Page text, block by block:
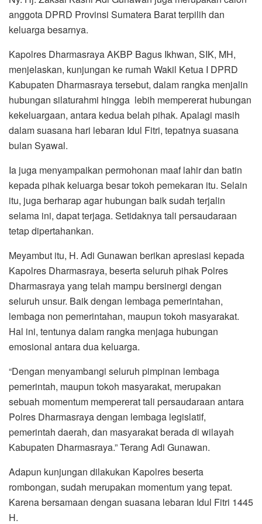
anggota DPRD Provinsi Sumatera Barat terpilih dan
keluarga besarnya.
Kapolres Dharmasraya AKBP Bagus Ikhwan, SIK, MH,
menjelaskan, kunjungan ke rumah Wakil Ketua I DPRD
Kabupaten Dharmasraya tersebut, dalam rangka menjalin
hubungan silaturahmi hingga lebih mempererat hubungan
kekeluargaan, antara kedua belah pihak. Apalagi masih
dalam suasana hari lebaran Idul Fitri, tepatnya suasana
bulan Syawal.
Ia juga menyampaikan permohonan maaf lahir dan batin
kepada pihak keluarga besar tokoh pemekaran itu. Selain
itu, juga berharap agar hubungan baik sudah terjalin
selama ini, dapat terjaga. Setidaknya tali persaudaraan
tetap dipertahankan.
Meyambut itu, H. Adi Gunawan berikan apresiasi kepada
Kapolres Dharmasraya, beserta seluruh pihak Polres
Dharmasraya yang telah mampu bersinergi dengan
seluruh unsur. Baik dengan lembaga pemerintahan,
lembaga non pemerintahan, maupun tokoh masyarakat.
Hal ini, tentunya dalam rangka menjaga hubungan
emosional antara dua keluarga.
“Dengan menyambangi seluruh pimpinan lembaga
pemerintah, maupun tokoh masyarakat, merupakan
sebuah momentum mempererat tali persaudaraan antara
Polres Dharmasraya dengan lembaga legislatif,
pemerintah daerah, dan masyarakat berada di wilayah
Kabupaten Dharmasraya.” Terang Adi Gunawan.
Adapun kunjungan dilakukan Kapolres beserta
rombongan, sudah merupakan momentum yang tepat.
Karena bersamaan dengan suasana lebaran Idul Fitri 1445
H.